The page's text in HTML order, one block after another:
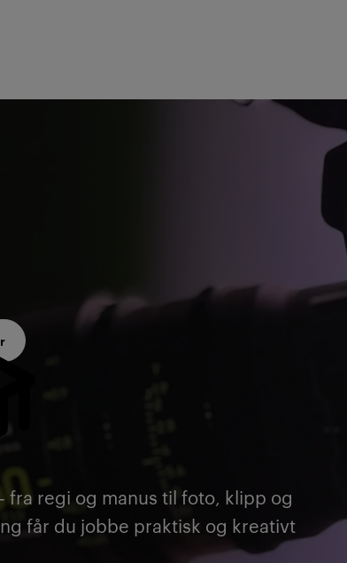
regi og manus til foto, klipp og
får du jobbe praktisk og kreativt